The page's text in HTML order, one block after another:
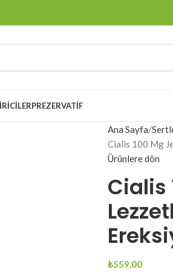
PREZERVATIF
Ana Sayfa
Cialis 100 Mg
Ürünlere dön
Cialis
₺559,00